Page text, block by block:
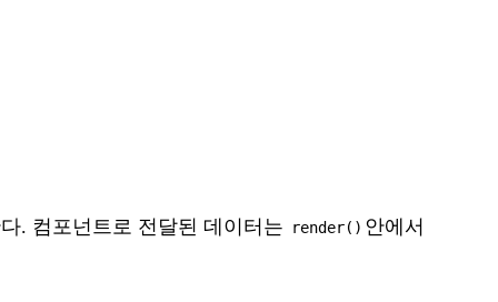
. 컴포넌트로 전달된 데이터는 render() 안에서